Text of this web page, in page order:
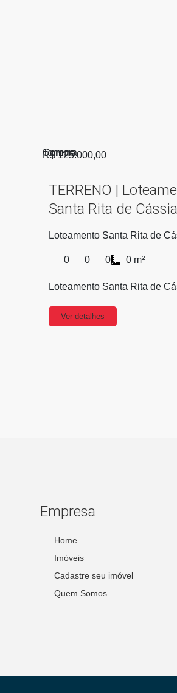
R$ 125.000,00
Compra
Terreno
TERRENO |
Santa Rita de Cássia
Loteamento Santa Rita de
0 0 0 0 m²
Loteamento Santa Rita de
Ver detalhes
Empresa
Home
Imóveis
Cadastre seu imóvel
Quem Somos